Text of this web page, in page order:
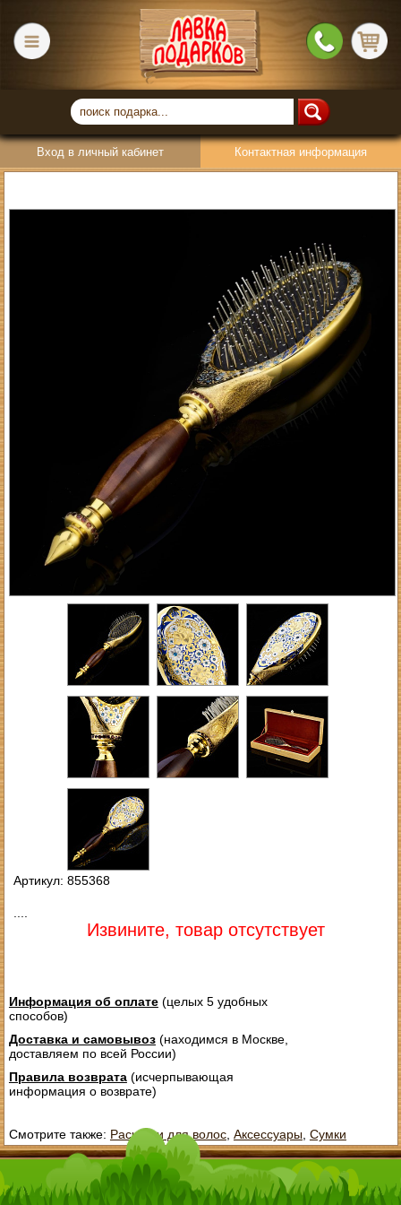
Вход в личный кабинет Контактная информация
Артикул: 855368
Извините, товар отсутствует
Информация об оплате(целых 5 удобных
способов)
Доставка и самовывоз(находимся в Москве,
доставляем по всей России)
Правила возврата(исчерпывающая
информация о возврате)
Смотрите также: Расчески для волос, Аксессуары, Сумки